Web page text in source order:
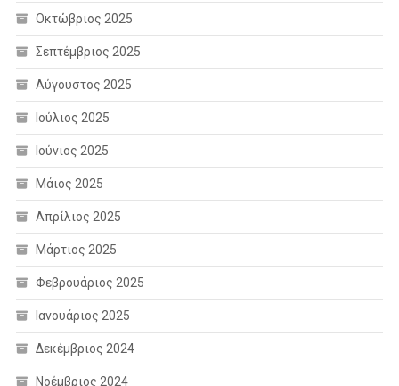
Οκτώβριος 2025
Σεπτέμβριος 2025
Αύγουστος 2025
Ιούλιος 2025
Ιούνιος 2025
Μάιος 2025
Απρίλιος 2025
Μάρτιος 2025
Φεβρουάριος 2025
Ιανουάριος 2025
Δεκέμβριος 2024
Νοέμβριος 2024